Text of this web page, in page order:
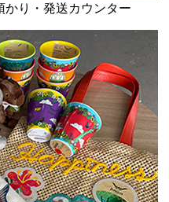
かり・発送カウンター